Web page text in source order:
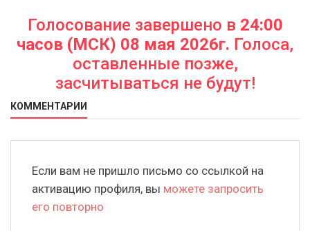
Голосование завершено в 24:00
часов (МСК) 08 мая 2026г. Голоса,
оставленные позже,
засчитываться не будут!
КОММЕНТАРИИ
Если вам не пришло письмо со ссылкой на
активацию профиля, вы можете запросить
его повторно